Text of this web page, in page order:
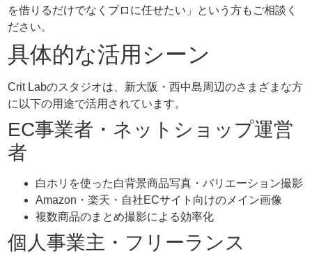
を借りるだけでなくプロに任せたい」という方もご相談く
ださい。
具体的な活用シーン
Crit Labのスタジオは、新大阪・西中島周辺のさまざまな方
に以下の用途で活用されています。
EC事業者・ネットショップ運営
者
白ホリを使った白背景商品写真・バリエーション撮影
Amazon・楽天・自社ECサイト向けのメイン画像
複数商品のまとめ撮影による効率化
個人事業主・フリーランス